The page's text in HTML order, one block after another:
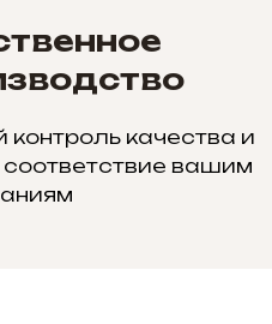
контроль качества и
соответствие вашим